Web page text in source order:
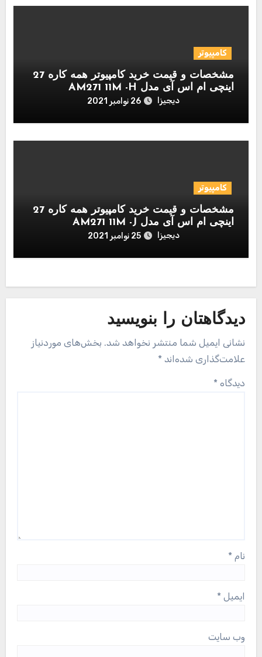
کامپیوتر
مشخصات و قیمت خرید کامپیوتر همه کاره 27
اینچی ام اس آی مدل AM271 11M -H
دیجیزا 26 نوامبر 2021
کامپیوتر
مشخصات و قیمت خرید کامپیوتر همه کاره 27
اینچی ام اس آی مدل AM271 11M -J
دیجیزا 25 نوامبر 2021
دیدگاهتان را بنویسید
نشانی ایمیل شما منتشر نخواهد شد. بخش‌های موردنیاز
علامت‌گذاری شده‌اند *
دیدگاه *
نام *
ایمیل *
وب‌ سایت